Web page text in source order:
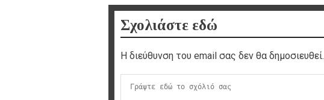
Σχολιάστε εδώ
Η διεύθυνση του email σας δεν θα δημοσιευθεί.